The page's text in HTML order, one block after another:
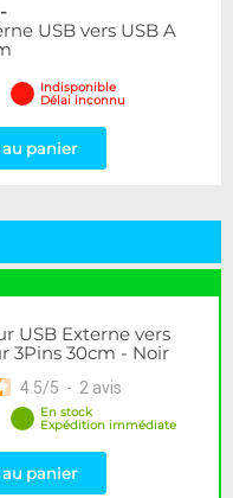
USB vers USB A
Indisponible
Délai inconnu
panier
USB Externe vers
3Pins 30cm - Noir
4.5/5 - 2 avis
En stock
Expédition immédiate
panier